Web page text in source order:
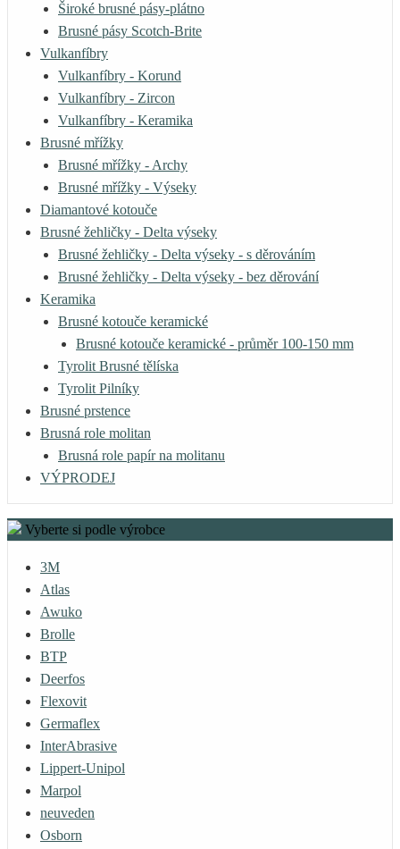
Široké brusné pásy-plátno
Brusné pásy Scotch-Brite
Vulkanfíbry
Vulkanfíbry - Korund
Vulkanfíbry - Zircon
Vulkanfíbry - Keramika
Brusné mřížky
Brusné mřížky - Archy
Brusné mřížky - Výseky
Diamantové kotouče
Brusné žehličky - Delta výseky
Brusné žehličky - Delta výseky - s děrováním
Brusné žehličky - Delta výseky - bez děrování
Keramika
Brusné kotouče keramické
Brusné kotouče keramické - průměr 100-150 mm
Tyrolit Brusné tělíska
Tyrolit Pilníky
Brusné prstence
Brusná role molitan
Brusná role papír na molitanu
VÝPRODEJ
Vyberte si podle výrobce
3M
Atlas
Awuko
Brolle
BTP
Deerfos
Flexovit
Germaflex
InterAbrasive
Lippert-Unipol
Marpol
neuveden
Osborn